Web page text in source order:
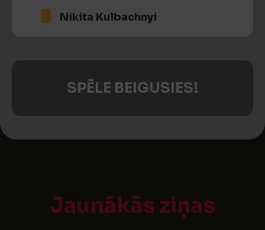
Nikita Kulbachnyi
SPĒLE BEIGUSIES!
Jaunākās ziņas